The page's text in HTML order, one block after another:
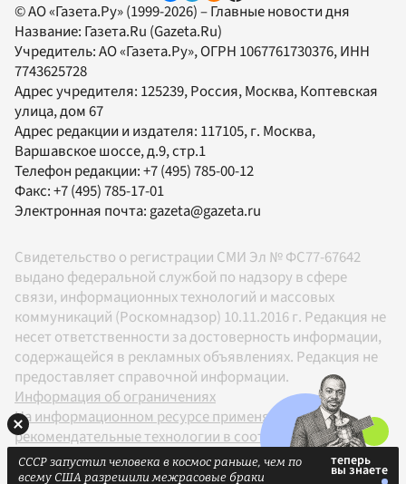
© АО «Газета.Ру» (1999-2026) – Главные новости дня
Название: Газета.Ru (Gazeta.Ru)
Учредитель:АО «Газета.Ру», ОГРН 1067761730376, ИНН
7743625728
Адрес учредителя: 125239, Россия, Москва, Коптевская
улица, дом 67
Адрес редакции и издателя: 117105, г. Москва,
Варшавское шоссе, д.9, стр.1
Телефон редакции:+7 (495) 785-00-12
Факс:+7 (495) 785-17-01
Электронная почта:gazeta@gazeta.ru
Свидетельство о регистрации СМИ Эл № ФС77-67642
выдано федеральной службой по надзору в сфере
связи, информационных технологий и массовых
коммуникаций (Роскомнадзор) 10.11.2016 г. Редакция не
несет ответственности за достоверность информации,
содержащейся в рекламных объявлениях. Редакция не
предоставляет справочной информации.
Информация об ограничениях
На информационном ресурсе применяются
рекомендательные технологии в соответствии с
Правилами
18+
СССР запустил человека в космос раньше, чем по
всему США разрешили межрасовые браки